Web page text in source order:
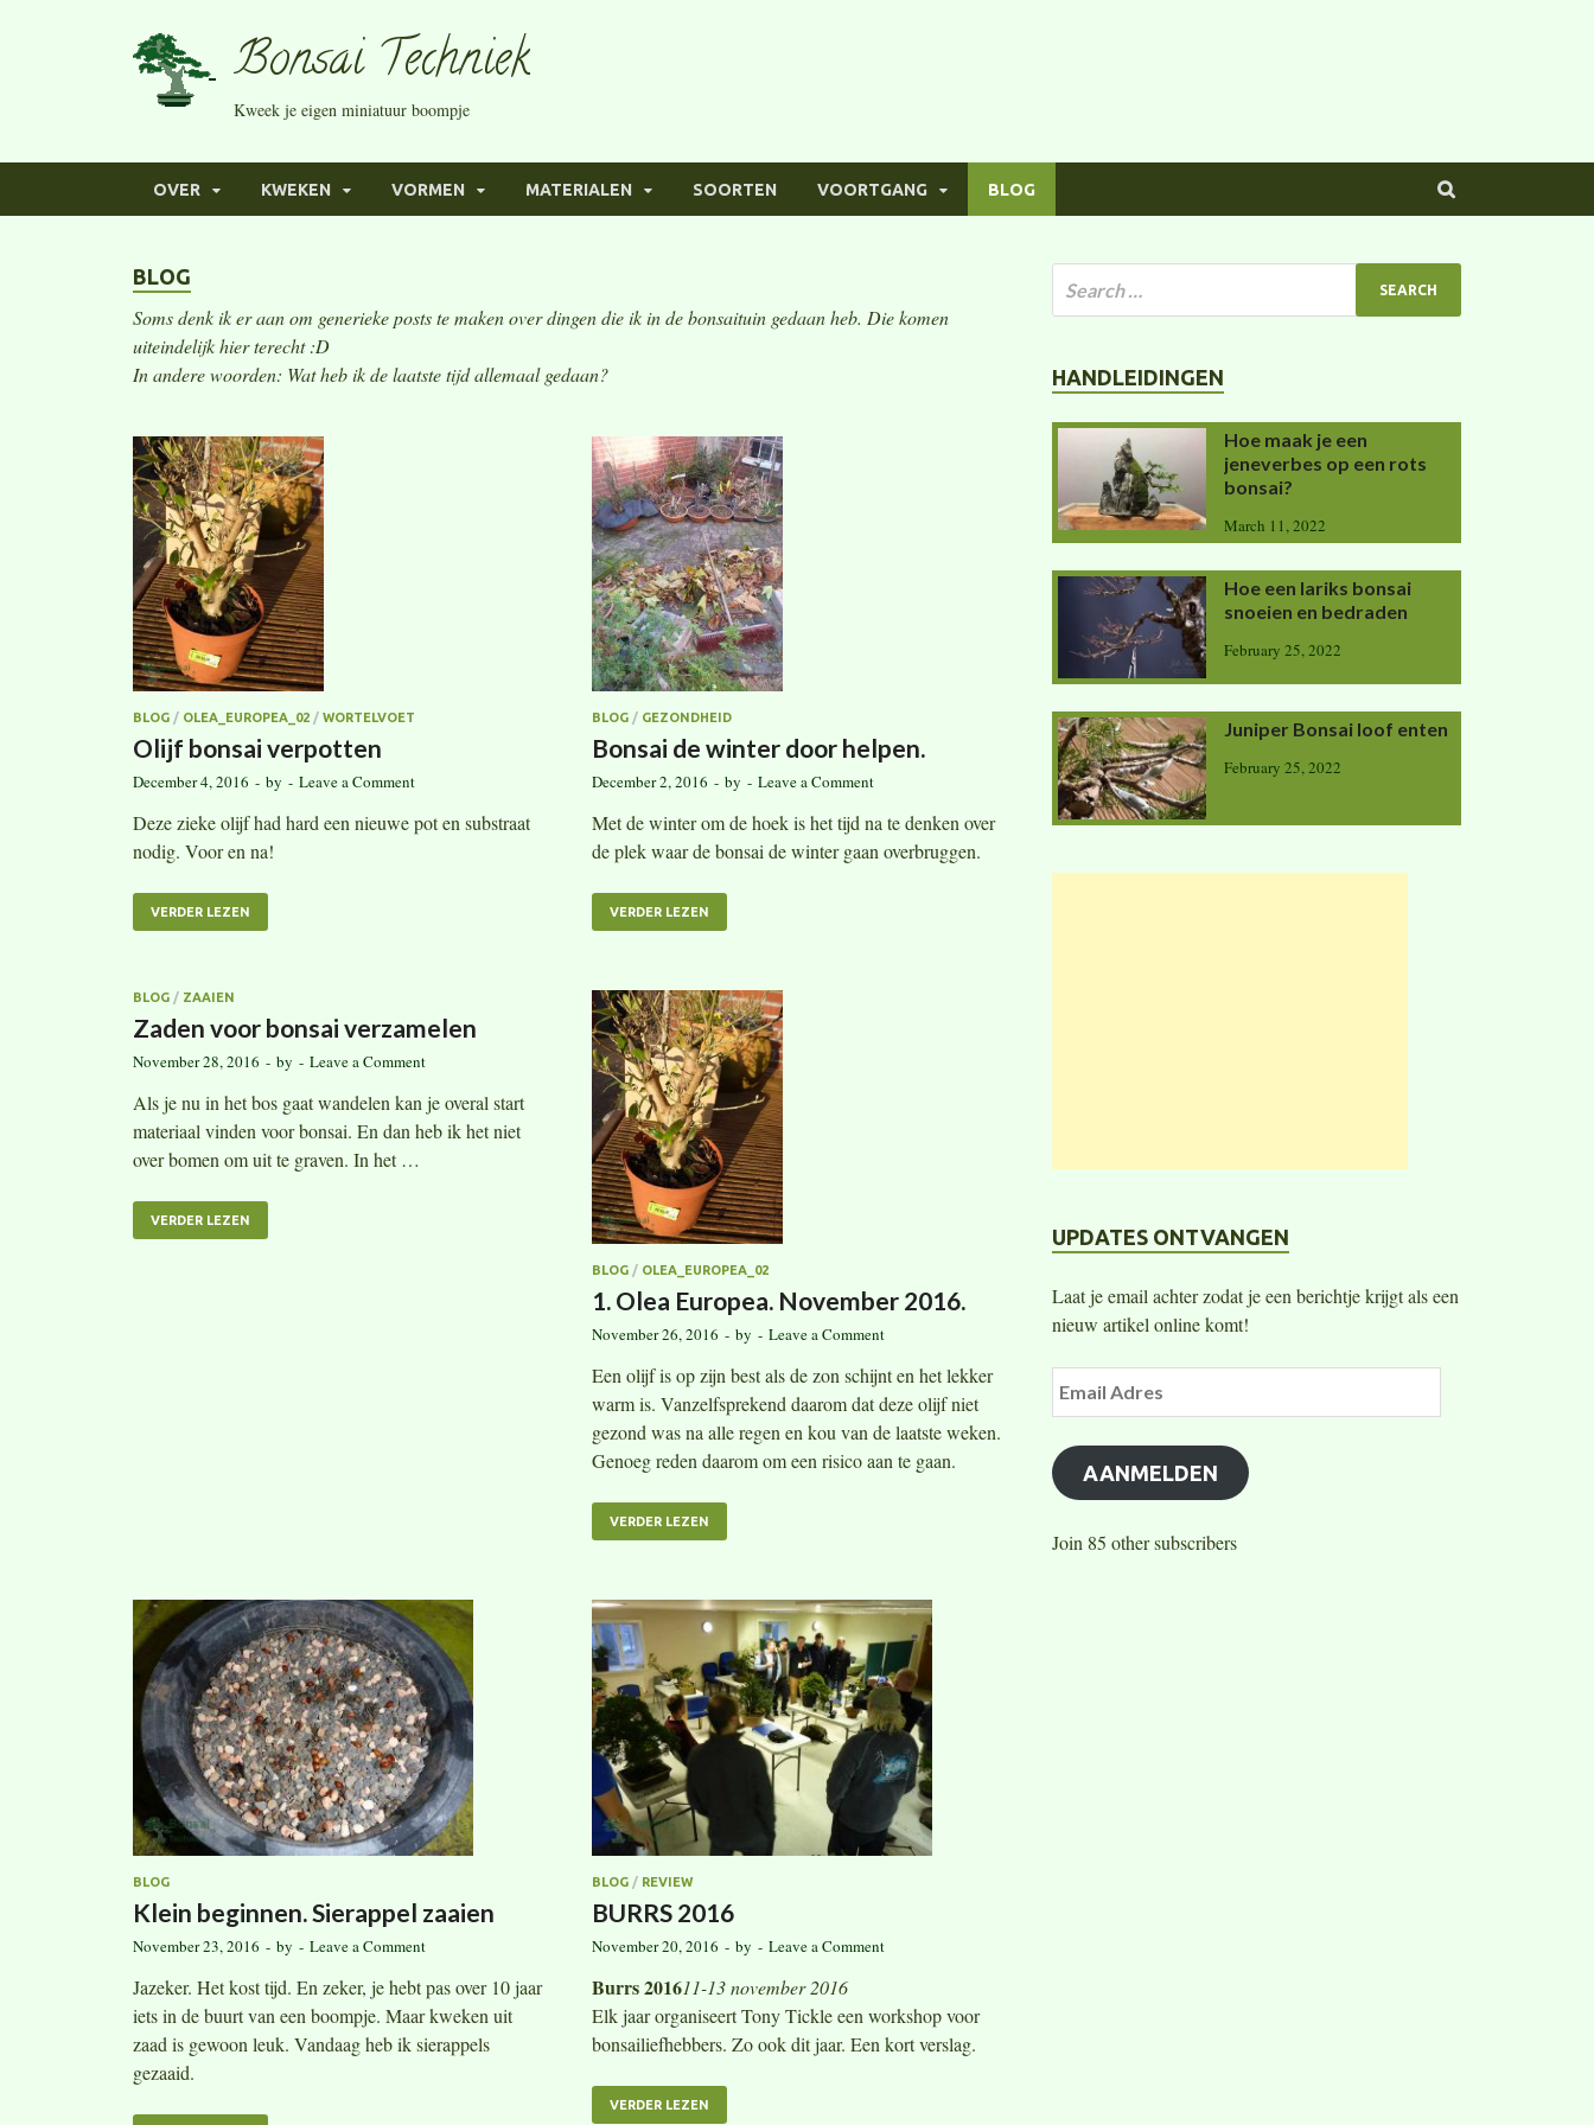
Bonsai Techniek
Kweek je eigen miniatuur boompje
OVER KWEKEN VORMEN MATERIALEN SOORTEN VOORTGANG BLOG
BLOG
Soms denk ik er aan om generieke posts te maken over dingen die ik in de bonsaituin gedaan heb. Die komen
uiteindelijk hier terecht :D
In andere woorden: Wat heb ik de laatste tijd allemaal gedaan?
BLOG / OLEA_EUROPEA_02 / WORTELVOET
Olijf bonsai verpotten
December 4, 2016 - by - Leave a Comment
Deze zieke olijf had hard een nieuwe pot en substraat
nodig. Voor en na!
VERDER LEZEN
BLOG / GEZONDHEID
Bonsai de winter door helpen.
December 2, 2016 - by - Leave a Comment
Met de winter om de hoek is het tijd na te denken over
de plek waar de bonsai de winter gaan overbruggen.
VERDER LEZEN
BLOG / ZAAIEN
Zaden voor bonsai verzamelen
November 28, 2016 - by - Leave a Comment
Als je nu in het bos gaat wandelen kan je overal start
materiaal vinden voor bonsai. En dan heb ik het niet
over bomen om uit te graven. In het …
VERDER LEZEN
BLOG / OLEA_EUROPEA_02
1. Olea Europea. November 2016.
November 26, 2016 - by - Leave a Comment
Een olijf is op zijn best als de zon schijnt en het lekker
warm is. Vanzelfsprekend daarom dat deze olijf niet
gezond was na alle regen en kou van de laatste weken.
Genoeg reden daarom om een risico aan te gaan.
VERDER LEZEN
BLOG
Klein beginnen. Sierappel zaaien
November 23, 2016 - by - Leave a Comment
Jazeker. Het kost tijd. En zeker, je hebt pas over 10 jaar
iets in de buurt van een boompje. Maar kweken uit
zaad is gewoon leuk. Vandaag heb ik sierappels
gezaaid.
BLOG / REVIEW
BURRS 2016
November 20, 2016 - by - Leave a Comment
Burrs 201611-13 november 2016
Elk jaar organiseert Tony Tickle een workshop voor
bonsailiefhebbers. Zo ook dit jaar. Een kort verslag.
VERDER LEZEN
HANDLEIDINGEN
Hoe maak je een
jeneverbes op een rots
bonsai?
March 11, 2022
Hoe een lariks bonsai
snoeien en bedraden
February 25, 2022
Juniper Bonsai loof enten
February 25, 2022
UPDATES ONTVANGEN
Laat je email achter zodat je een berichtje krijgt als een
nieuw artikel online komt!
AANMELDEN
Join 85 other subscribers